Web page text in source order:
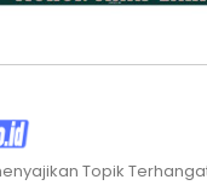
Topik